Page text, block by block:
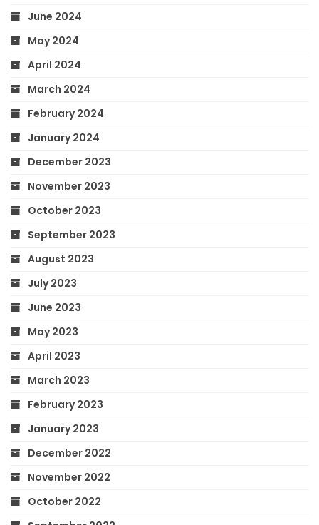
June 2024
May 2024
April 2024
March 2024
February 2024
January 2024
December 2023
November 2023
October 2023
September 2023
August 2023
July 2023
June 2023
May 2023
April 2023
March 2023
February 2023
January 2023
December 2022
November 2022
October 2022